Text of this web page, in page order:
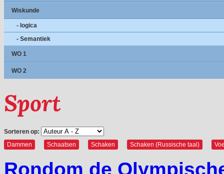
Wiskunde
- logica
- Semantiek
WO 1
WO 2
Sport
Sorteren op:
Dammen
Schaatsen Schaken Schaken (Russische taal)
Rondom de